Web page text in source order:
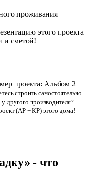
проживания
этого проекта
и сметой!
строить самостоятельно
другого производителя?
(АР + КР) этого дома!
- что